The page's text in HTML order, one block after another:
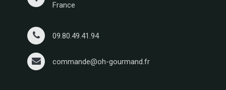
France
09.80.49.41.94
commande@oh-gourmand.fr